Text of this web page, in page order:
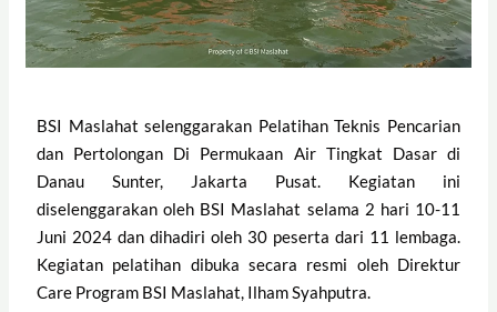
BSI Maslahat selenggarakan Pelatihan Teknis Pencarian
dan Pertolongan Di Permukaan Air Tingkat Dasar di
Danau Sunter, Jakarta Pusat. Kegiatan ini
diselenggarakan oleh BSI Maslahat selama 2 hari 10-11
Juni 2024 dan dihadiri oleh 30 peserta dari 11 lembaga.
Kegiatan pelatihan dibuka secara resmi oleh Direktur
Care Program BSI Maslahat, Ilham Syahputra.